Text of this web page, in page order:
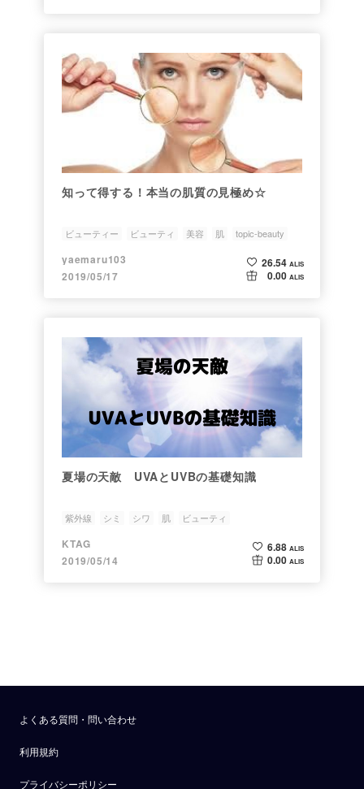
知って得する！本当の肌質の見極め☆
ビューティー ビューティ 美容 肌 topic-beauty
yaemaru103
2019/05/17
26.54 ALIS
0.00 ALIS
夏場の天敵 UVAとUVBの基礎知識
紫外線 シミ シワ 肌 ビューティ
KTAG
2019/05/14
6.88 ALIS
0.00 ALIS
よくある質問・問い合わせ
利用規約
プライバシーポリシー